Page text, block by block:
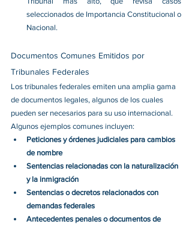
seleccionados de Importancia Constitucional o
Nacional.
Documentos Comunes Emitidos por
Tribunales Federales
Los tribunales federales emiten una amplia gama
de documentos legales, algunos de los cuales
pueden ser necesarios para su uso internacional.
Algunos ejemplos comunes incluyen:
Peticiones y órdenes judiciales para cambios
de nombre
Sentencias relacionadas con la naturalización
y la inmigración
Sentencias o decretos relacionados con
demandas federales
Antecedentes penales o documentos de